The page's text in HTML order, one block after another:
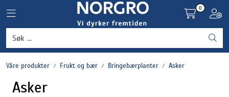
Toggle navigation
0
Våre produkter Frukt og bær Bringebærplanter Asker
Asker
Grønnsaker
Settepotet og setteløk